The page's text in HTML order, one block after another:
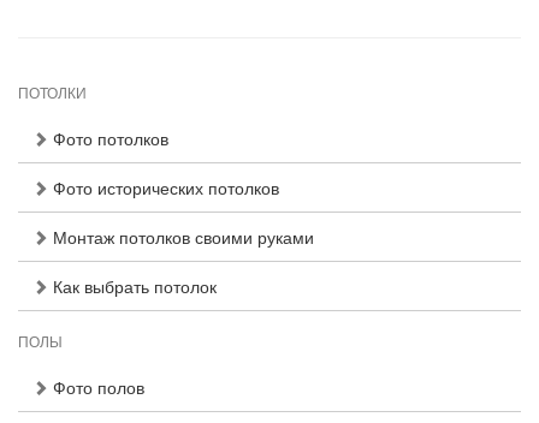
ПОТОЛКИ
Фото потолков
Фото исторических потолков
Монтаж потолков своими руками
Как выбрать потолок
ПОЛЫ
Фото полов